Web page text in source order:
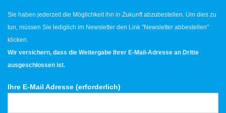
Sie haben jederzeit die Möglichkeit ihn in Zukunft abzubestellen. Um dies zu
tun, müssen Sie lediglich im Newsletter den Link "Newsletter abbestellen"
klicken.
Wir versichern, dass die Weitergabe Ihrer E-Mail-Adresse an Dritte
ausgeschlossen ist.
Ihre E-Mail Adresse (erforderlich)